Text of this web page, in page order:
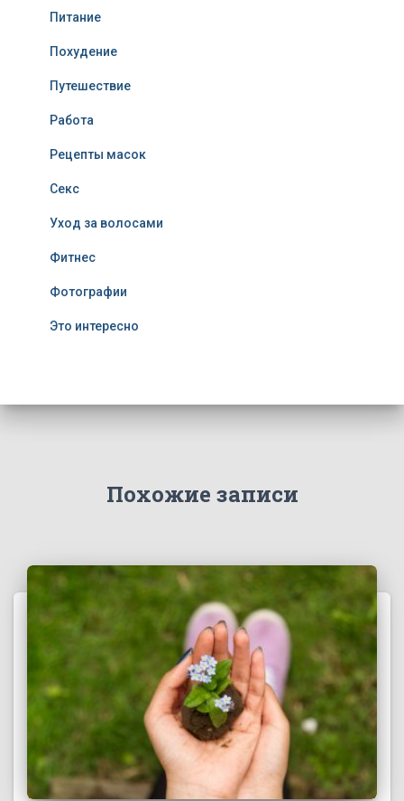
Питание
Похудение
Путешествие
Работа
Рецепты масок
Секс
Уход за волосами
Фитнес
Фотографии
Это интересно
Похожие записи